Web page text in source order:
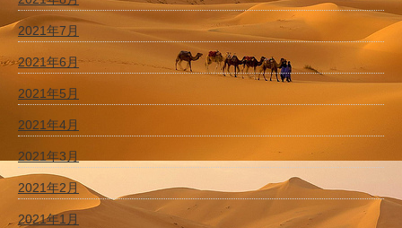
2021年7月
2021年6月
2021年5月
2021年4月
2021年3月
2021年2月
2021年1月